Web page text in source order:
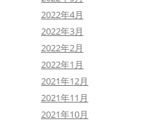
2022年4月
2022年3月
2022年2月
2022年1月
2021年12月
2021年11月
2021年10月